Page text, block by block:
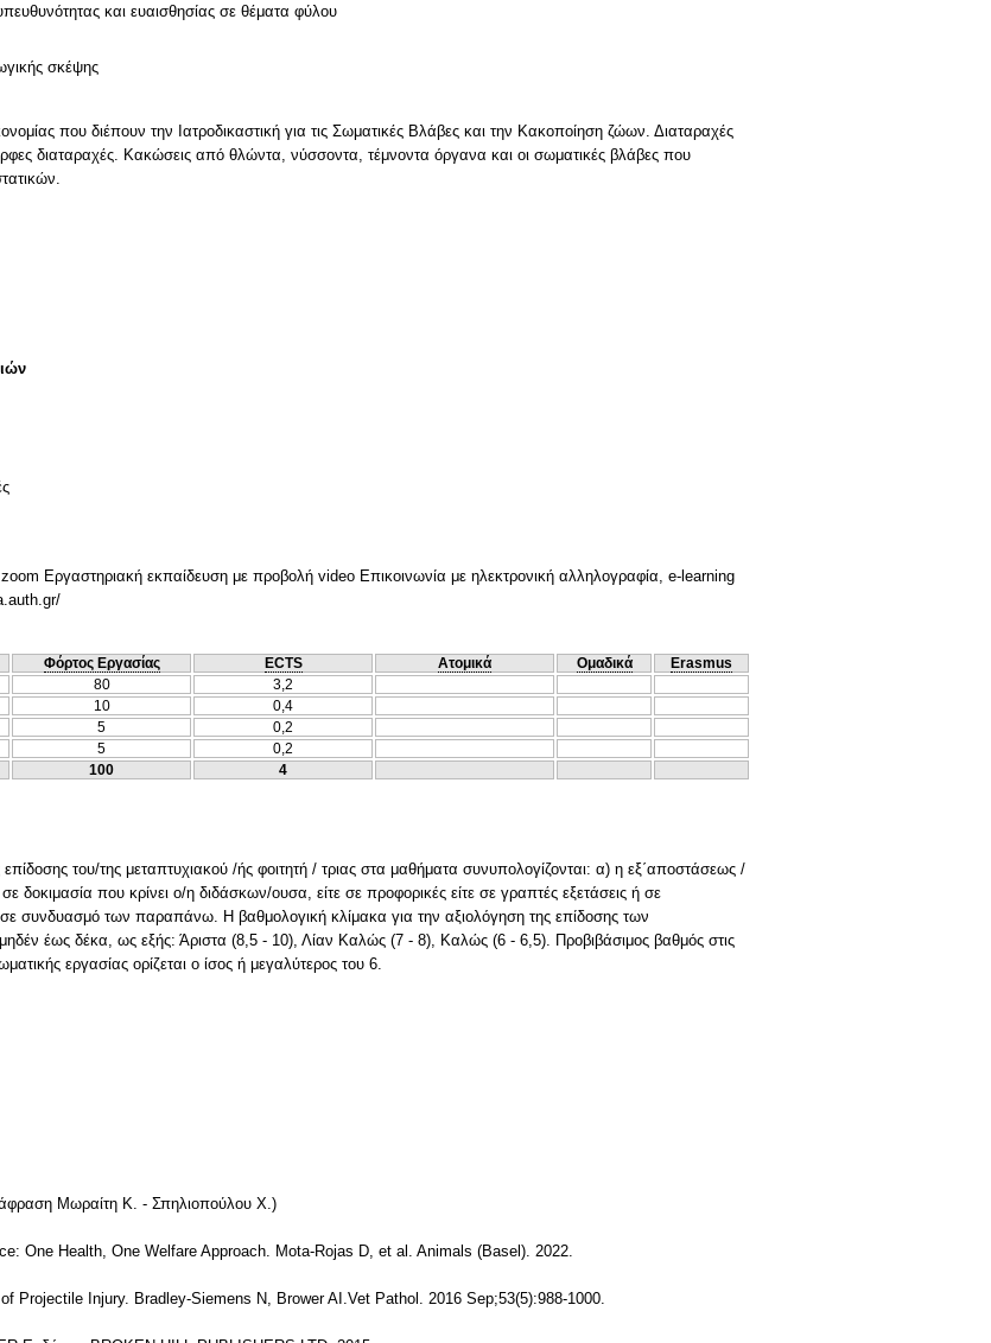
και ευαισθησίας σε θέματα φύλου
σκέψης
που διέπουν την Ιατροδικαστική για τις Σωματικές Βλάβες και την Κακοποίηση ζώων. Διαταραχές
διαταραχές. Κακώσεις από θλώντα, νύσσοντα, τέμνοντα όργανα και οι σωματικές βλάβες που
Εργαστηριακή εκπαίδευση με προβολή video Επικοινωνία με ηλεκτρονική αλληλογραφία, e-learning
Φόρτος Εργασίας ECTS Ατομικά Ομαδικά
Erasmus
80
3,2
10
0,4
5
0,2
5
0,2
100 4
επίδοσης του/της μεταπτυχιακού /ής φοιτητή / τριας στα μαθήματα συνυπολογίζονται: α) η εξ΄αποστάσεως /
που κρίνει ο/η διδάσκων/ουσα, είτε σε προφορικές είτε σε γραπτές εξετάσεις ή σε
σε συνδυασμό των παραπάνω. Η βαθμολογική κλίμακα για την αξιολόγηση της επίδοσης των
μηδέν έως δέκα, ως εξής: Άριστα (8,5 ‐ 10), Λίαν Καλώς (7 ‐ 8), Καλώς (6 ‐ 6,5). Προβιβάσιμος βαθμός στις
εργασίας ορίζεται ο ίσος ή μεγαλύτερος του 6.
Μωραίτη Κ. - Σπηλιοπούλου Χ.)
One Health, One Welfare Approach. Mota-Rojas D, et al. Animals (Basel). 2022.
Projectile Injury. Bradley-Siemens N, Brower AI.Vet Pathol. 2016 Sep;53(5):988-1000.